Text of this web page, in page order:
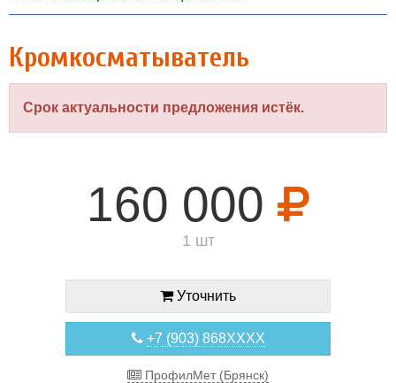
Кромкосматыватель
Срок актуальности предложения истёк.
160 000
1 шт
Уточнить
+7 (903) 868XXXX
ПрофилМет (Брянск)